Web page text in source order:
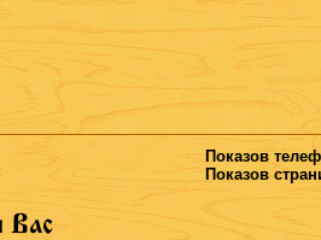
Показов
Показов
Вас